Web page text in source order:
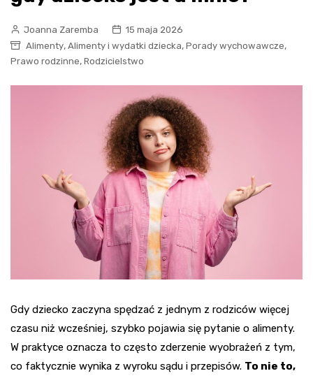
Joanna Zaremba
15 maja 2026
Alimenty, Alimenty i wydatki dziecka, Porady wychowawcze,
Prawo rodzinne, Rodzicielstwo
Gdy dziecko zaczyna spędzać z jednym z rodziców więcej
czasu niż wcześniej, szybko pojawia się pytanie o alimenty.
W praktyce oznacza to często zderzenie wyobrażeń z tym,
co faktycznie wynika z wyroku sądu i przepisów. To nie to,